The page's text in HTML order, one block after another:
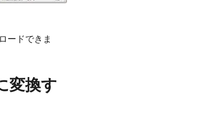
ードできま
変換す